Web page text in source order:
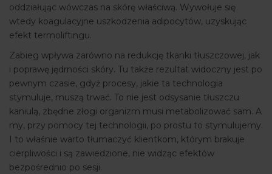
oddziałując wówczas na skórę właściwą. Wywołuje się
wtedy koagulacyjne uszkodzenia adipocytów, uzyskując
efekt termoliftingu.
Zabieg wpływa zarówno na redukcję tkanki tłuszczowej, jak
i poprawę jędrności skóry. Tu także rezultat widoczny jest po
pewnym czasie, gdyż procesy, jakie ta technologia
stymuluje, muszą trwać. To nie jest odsysanie tłuszczu
kaniulą, zbędne złogi organizm musi metabolizować sam. A
my, przy pomocy tej technologii, po prostu to stymulujemy.
I to właśnie warto tłumaczyć klientkom, którym brakuje
cierpliwości i są zawiedzione, nie widząc efektów
bezpośrednio po sesji.